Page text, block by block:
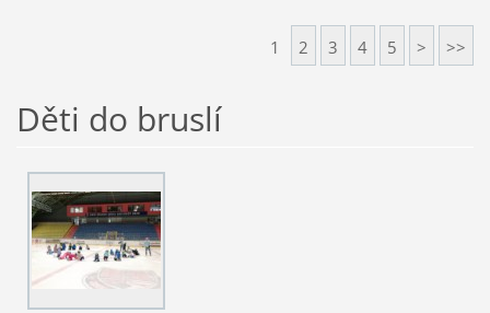
1 2 3 4 5 > >>
Děti do bruslí